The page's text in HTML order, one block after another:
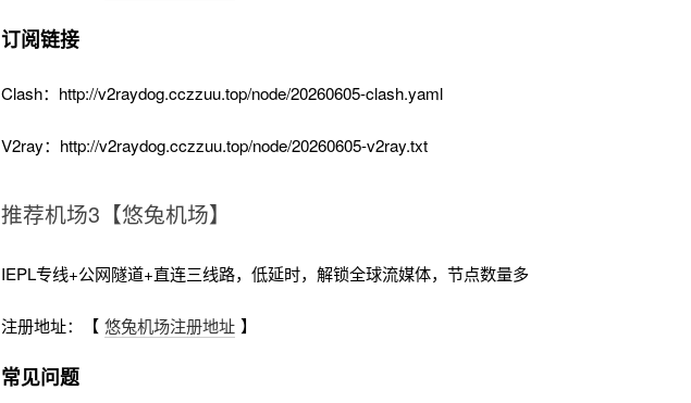
订阅链接
Clash：http://v2raydog.cczzuu.top/node/20260605-clash.yaml
V2ray：http://v2raydog.cczzuu.top/node/20260605-v2ray.txt
推荐机场3【悠兔机场】
IEPL专线+公网隧道+直连三线路，低延时，解锁全球流媒体，节点数量多
注册地址：【 悠兔机场注册地址 】
常见问题